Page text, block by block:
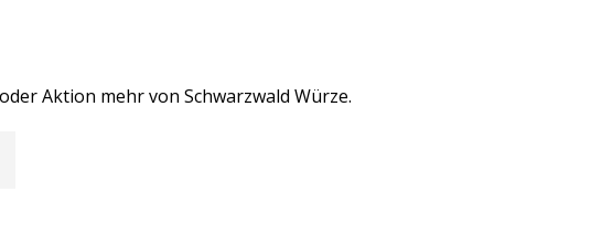
Aktion mehr von Schwarzwald Würze.